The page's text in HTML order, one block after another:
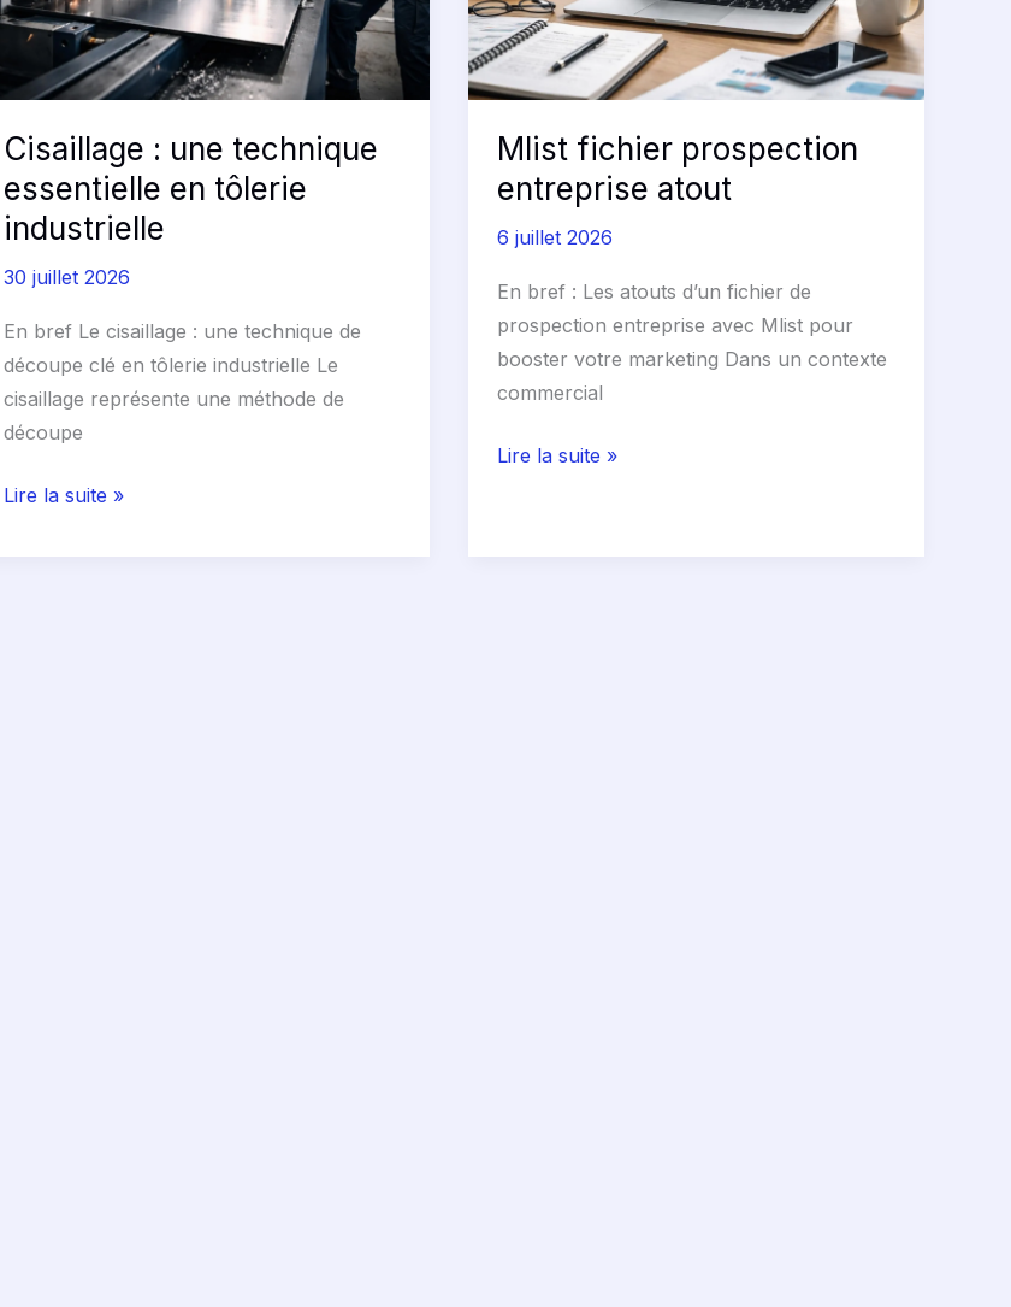
Cisaillage : une technique
essentielle en tôlerie
industrielle
30 juillet 2026
En bref Le cisaillage : une technique de
découpe clé en tôlerie industrielle Le
cisaillage représente une méthode de
découpe
tôlerie
industrielle
Lire la suite »
Mlist fichier prospection
entreprise atout
6 juillet 2026
En bref : Les atouts d’un fichier de
prospection entreprise avec Mlist pour
booster votre marketing Dans un contexte
commercial
Lire la suite »